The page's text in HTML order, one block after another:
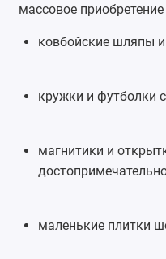
массовое
ковбойские шляпы
кружки и футболки
магнитики и
маленькие плитки